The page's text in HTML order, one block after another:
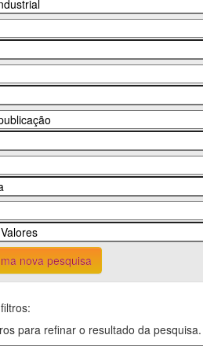
nova pesquisa
para refinar o resultado da pesquisa.